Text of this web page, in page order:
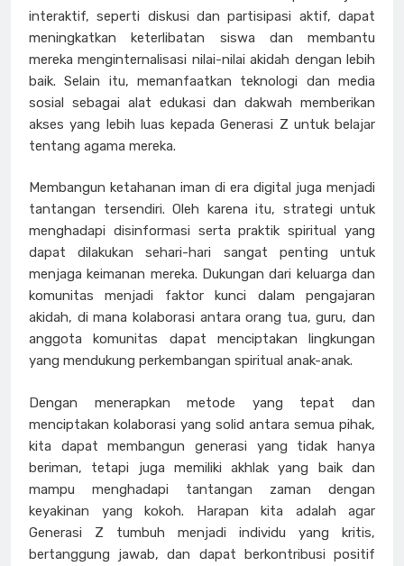
interaktif, seperti diskusi dan partisipasi aktif, dapat
meningkatkan keterlibatan siswa dan membantu
mereka menginternalisasi nilai-nilai akidah dengan lebih
baik. Selain itu, memanfaatkan teknologi dan media
sosial sebagai alat edukasi dan dakwah memberikan
akses yang lebih luas kepada Generasi Z untuk belajar
tentang agama mereka.
Membangun ketahanan iman di era digital juga menjadi
tantangan tersendiri. Oleh karena itu, strategi untuk
menghadapi disinformasi serta praktik spiritual yang
dapat dilakukan sehari-hari sangat penting untuk
menjaga keimanan mereka. Dukungan dari keluarga dan
komunitas menjadi faktor kunci dalam pengajaran
akidah, di mana kolaborasi antara orang tua, guru, dan
anggota komunitas dapat menciptakan lingkungan
yang mendukung perkembangan spiritual anak-anak.
Dengan menerapkan metode yang tepat dan
menciptakan kolaborasi yang solid antara semua pihak,
kita dapat membangun generasi yang tidak hanya
beriman, tetapi juga memiliki akhlak yang baik dan
mampu menghadapi tantangan zaman dengan
keyakinan yang kokoh. Harapan kita adalah agar
Generasi Z tumbuh menjadi individu yang kritis,
bertanggung jawab, dan dapat berkontribusi positif